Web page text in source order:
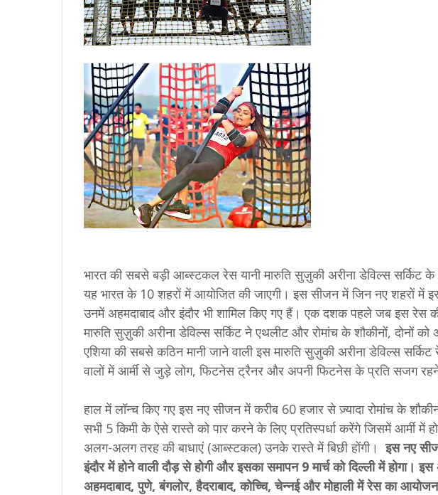
भारत की सबसे बड़ी आब्स्टकल रेस यानी मारुति सुज़ुकी अरीना डेविल्स सर्किट
यह भारत के 10 शहरों में आयोजित की जाएगी। इस सीजन में जिन नए शहरों में
उनमें अहमदाबाद और इंदौर भी शामिल किए गए हैं। एक दशक पहले जब इस रेस
मारुति सुज़ुकी अरीना डेविल्स सर्किट ने एथलीट और रोमांच के शौकीनों, दोनों
एशिया की सबसे कठिन मानी जाने वाली इस मारुति सुज़ुकी अरीना डेविल्स
वालों में आर्मी से जुड़े लोग, फिटनेस ट्रैनर और अपनी फिटनेस के प्रति सजग
हाल में लॉन्च किए गए इस नए सीजन में करीब 60 हजार से ज़्यादा रोमांच के
सभी 5 किमी के ऐसे रास्ते को पार करने के लिए प्रतिस्पर्धा करेंगे जिसमें आर्मी में
अलग-अलग तरह की बाधाएं (आब्स्टकल) उनके रास्ते में बिछी होंगी। इस नए
इंदौर में होने वाली दौड़ से होगी और इसका समापन 9 मार्च को दिल्ली में होगा।
अहमदाबाद, पुणे, बंगलोर, हैदराबाद, कोच्चि, चेन्नई और मोहाली में रेस का